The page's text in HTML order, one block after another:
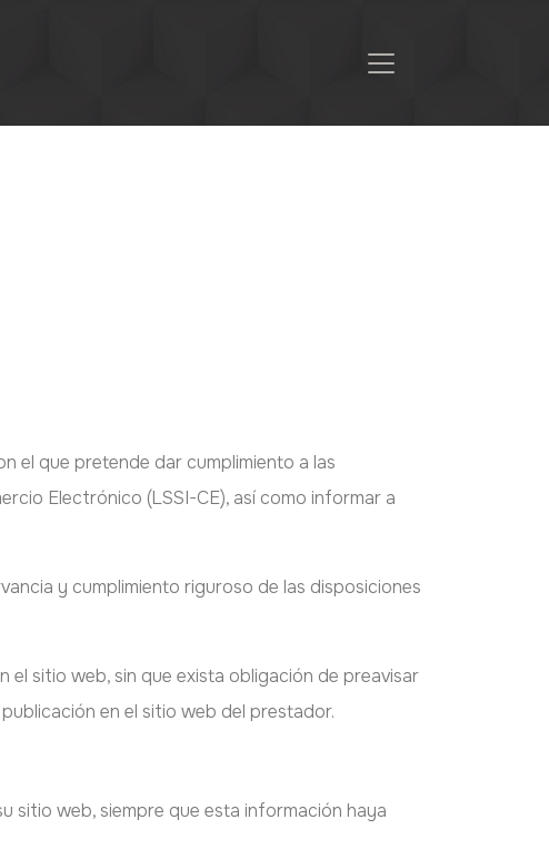
Información y Comercio Electrónico,
el que pretende dar cumplimiento a las
Electrónico (LSSI-CE), así como informar a
y cumplimiento riguroso de las disposiciones
sitio web, sin que exista obligación de preavisar
en el sitio web del prestador.
sitio web, siempre que esta información haya